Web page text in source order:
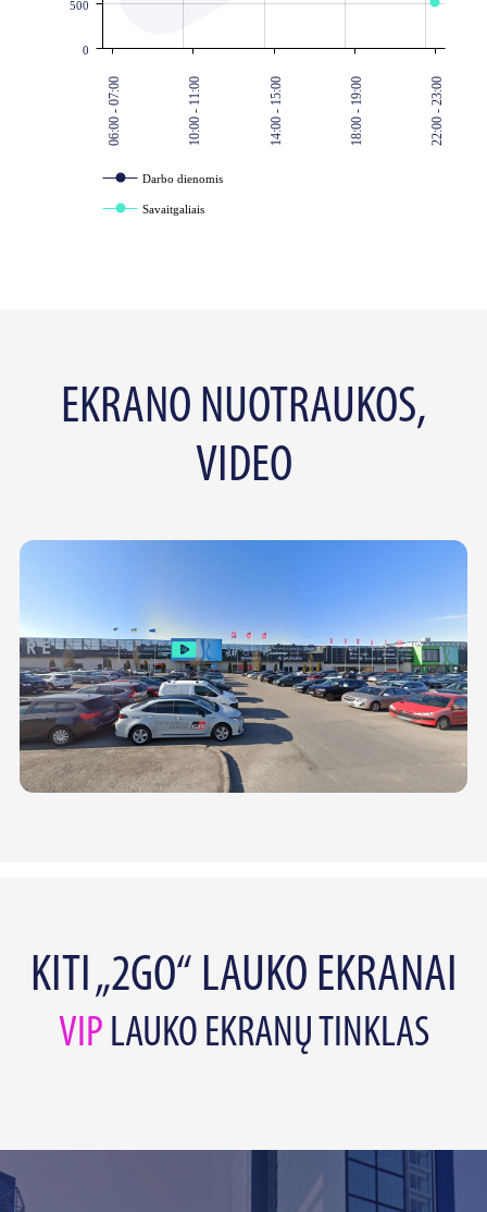
06:00 - 07:00 10:00 - 11:00 14:00 - 15:00 18:00 - 19:00 22:00 - 23:00
0
500
Darbo dienomis
Savaitgaliais
EKRANO NUOTRAUKOS,
VIDEO
KITI „2GO“ LAUKO EKRANAI
VIP LAUKO EKRANŲ TINKLAS